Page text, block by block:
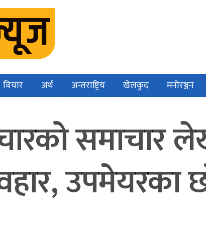
विचार अर्थ अन्तराष्ट्रिय खेलकुद मनोरञ्जन
समाचार
उपमेयरका